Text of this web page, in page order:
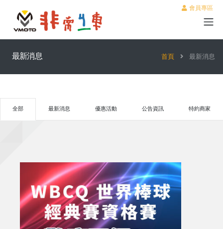
會員專區
最新消息 首頁 最新消息
全部 最新消息 優惠活動 公告資訊 特約商家